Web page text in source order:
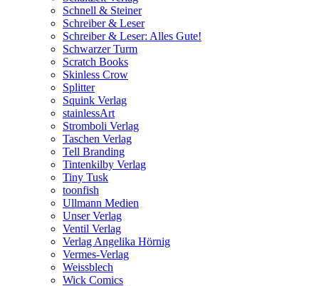
Schnell & Steiner
Schreiber & Leser
Schreiber & Leser: Alles Gute!
Schwarzer Turm
Scratch Books
Skinless Crow
Splitter
Squink Verlag
stainlessArt
Stromboli Verlag
Taschen Verlag
Tell Branding
Tintenkilby Verlag
Tiny Tusk
toonfish
Ullmann Medien
Unser Verlag
Ventil Verlag
Verlag Angelika Hörnig
Vermes-Verlag
Weissblech
Wick Comics